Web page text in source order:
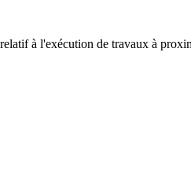
à l'exécution de travaux à